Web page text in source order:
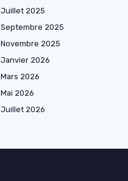
Juillet 2025
Septembre 2025
Novembre 2025
Janvier 2026
Mars 2026
Mai 2026
Juillet 2026